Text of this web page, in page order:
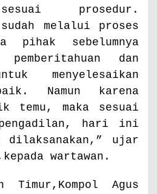
prosedur.
melalui proses
pihak sebelumnya
dan
menyelesaikan
Namun karena
maka sesuai
pengadilan, hari ini
dilaksanakan,” ujar
wartawan.
Timur,Kompol Agus